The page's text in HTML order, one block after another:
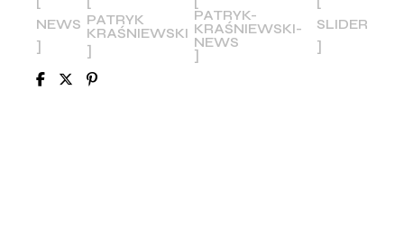
NEWS PATRYK
KRAŚNIEWSKI
PATRYK-
KRAŚNIEWSKI-
NEWS
SLIDER